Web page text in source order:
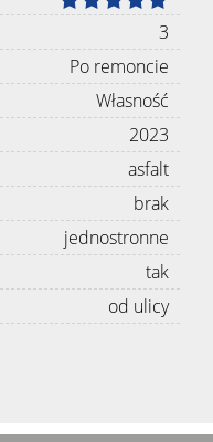
3
Po remoncie
Własność
2023
asfalt
brak
jednostronne
tak
od ulicy